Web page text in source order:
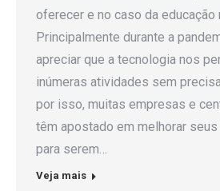
oferecer e no caso da educação
Principalmente durante a
apreciar que a tecnologia nos
inúmeras atividades sem
por isso, muitas empresas e
têm apostado em melhorar
para serem…
Veja mais